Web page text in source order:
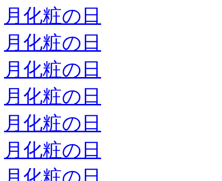
月化粧の日
月化粧の日
月化粧の日
月化粧の日
月化粧の日
月化粧の日